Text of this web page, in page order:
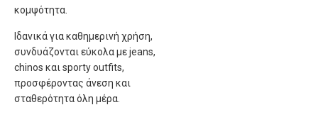
κομψότητα.
Ιδανικά για καθημερινή χρήση,
συνδυάζονται εύκολα με jeans,
chinos και sporty outfits,
προσφέροντας άνεση και
σταθερότητα όλη μέρα.